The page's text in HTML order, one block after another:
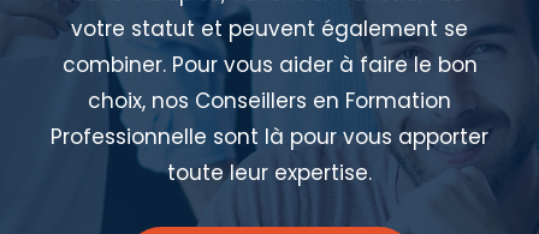
votre statut et peuvent également se
combiner. Pour vous aider à faire le bon
choix, nos Conseillers en Formation
Professionnelle sont là pour vous apporter
toute leur expertise.